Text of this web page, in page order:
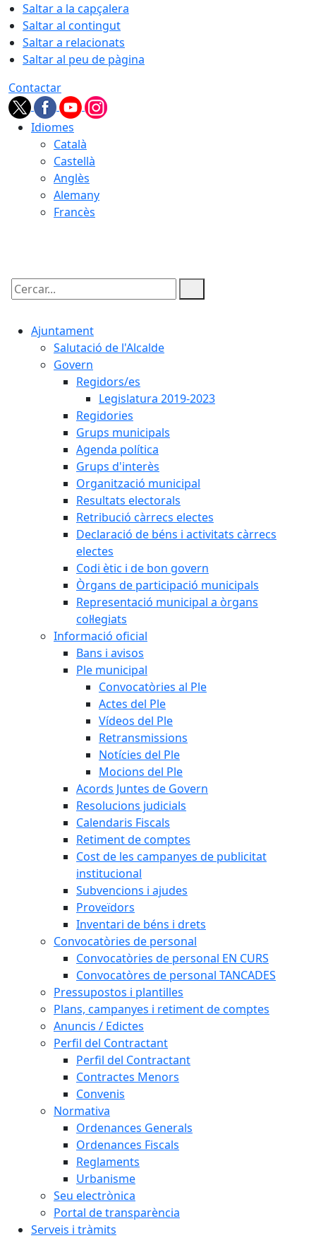
Saltar a la capçalera
Saltar al contingut
Saltar a relacionats
Saltar al peu de pàgina
Contactar
Idiomes
Català
Castellà
Anglès
Alemany
Francès
Cercar:
Ajuntament
Salutació de l'Alcalde
Govern
Regidors/es
Legislatura 2019-2023
Regidories
Grups municipals
Agenda política
Grups d'interès
Organització municipal
Resultats electorals
Retribució càrrecs electes
Declaració de béns i activitats càrrecs
electes
Codi ètic i de bon govern
Òrgans de participació municipals
Representació municipal a òrgans
col·legiats
Informació oficial
Bans i avisos
Ple municipal
Convocatòries al Ple
Actes del Ple
Vídeos del Ple
Retransmissions
Notícies del Ple
Mocions del Ple
Acords Juntes de Govern
Resolucions judicials
Calendaris Fiscals
Retiment de comptes
Cost de les campanyes de publicitat
institucional
Subvencions i ajudes
Proveïdors
Inventari de béns i drets
Convocatòries de personal
Convocatòries de personal EN CURS
Convocatòres de personal TANCADES
Pressupostos i plantilles
Plans, campanyes i retiment de comptes
Anuncis / Edictes
Perfil del Contractant
Perfil del Contractant
Contractes Menors
Convenis
Normativa
Ordenances Generals
Ordenances Fiscals
Reglaments
Urbanisme
Seu electrònica
Portal de transparència
Serveis i tràmits